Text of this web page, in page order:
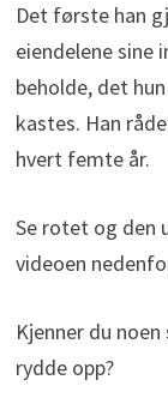
Det første han
eiendelene sine
beholde, det
kastes. Han
hvert femte år.
Se rotet og den
videoen
Kjenner du
rydde opp?